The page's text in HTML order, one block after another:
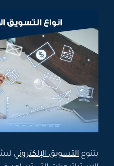
يتنوع التسويق الإلكتروني